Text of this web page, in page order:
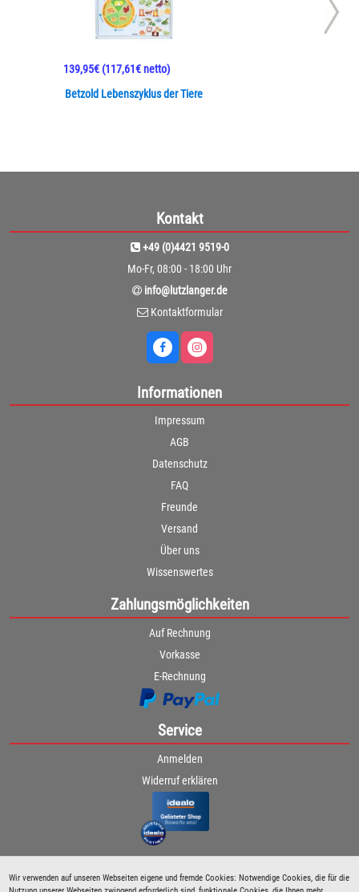
Wir verwenden auf unseren Webseiten eigene und fremde Cookies: Notwendige Cookies, die für die
Betzold Lebenszyklus der Tiere
139,95€(117,61€ netto)
Kontakt
+49 (0)4421 9519-0
Mo-Fr, 08:00 - 18:00 Uhr
info@lutzlanger.de
Kontaktformular
Informationen
Impressum
AGB
Datenschutz
FAQ
Freunde
Versand
Über uns
Wissenswertes
Zahlungsmöglichkeiten
Auf Rechnung
Vorkasse
E-Rechnung
Service
Anmelden
Widerruf erklären